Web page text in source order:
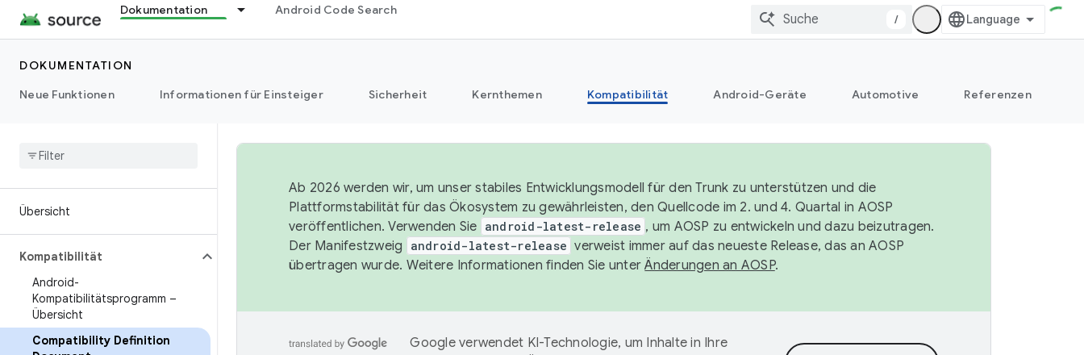
Dokumentation Android Code Search
/
DOKUMENTATION
Neue Funktionen
Informationen für Einsteiger Sicherheit Kernthemen Kompatibilität Android-Geräte Automotive Referenzen
Übersicht
Kompatibilität
Android-
Kompatibilitätsprogramm –
Übersicht
Compatibility Definition
Ab 2026 werden wir, um unser stabiles Entwicklungsmodell für den Trunk zu unterstützen und die
Plattformstabilität für das Ökosystem zu gewährleisten, den Quellcode im 2. und 4. Quartal in AOSP
veröffentlichen. Verwenden Sie android-latest-release , um AOSP zu entwickeln und dazu beizutragen.
Der Manifestzweig
android-latest-release verweist immer auf das neueste Release, das an AOSP
übertragen wurde. Weitere Informationen finden Sie unterÄnderungen an AOSP.
Google verwendet KI-Technologie, um Inhalte in Ihre